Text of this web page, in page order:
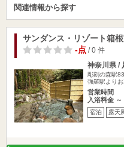
関連情報から探す
サンダンス・リゾート箱
-点/ 0 件
神奈川県 /
彫刻の森駅
強羅駅より
営業時間
入浴料金 ～
宿泊 露天